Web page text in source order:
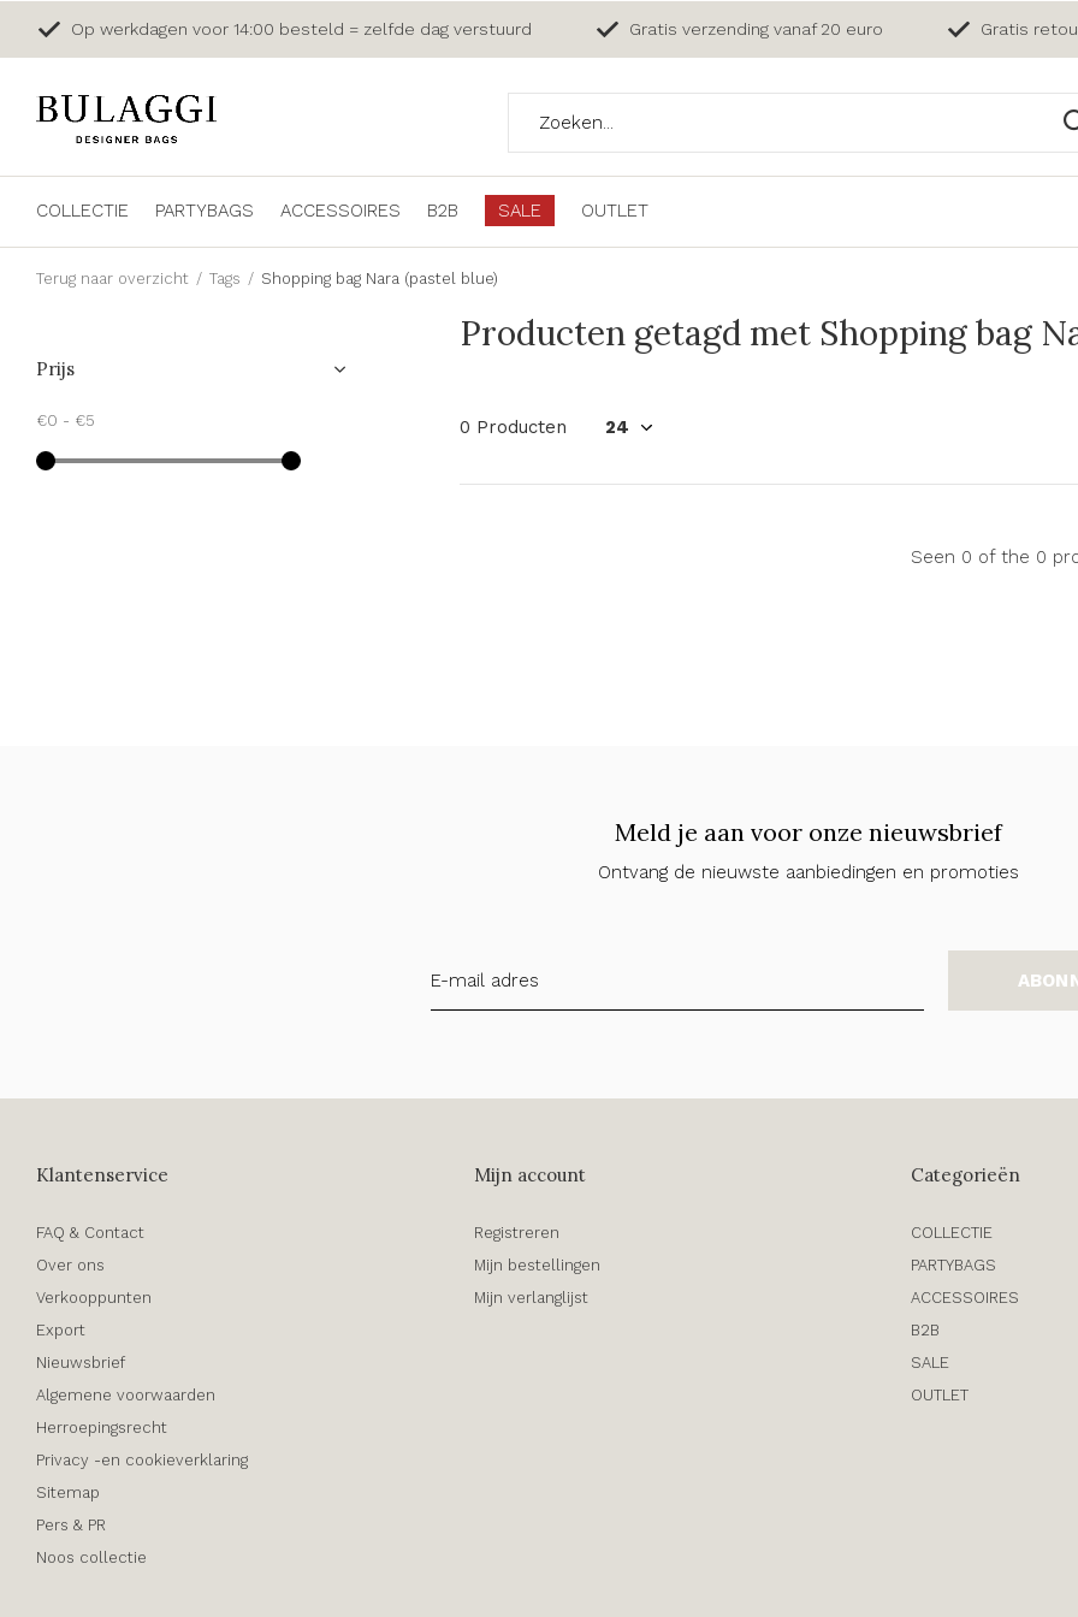
COLLECTIE PARTYBAGS ACCESSOIRES B2B SALE OUTLET
Op werkdagen voor 14:00 besteld = zelfde dag verstuurd Gratis verzending vanaf 20 euro Gratis
Terug naar overzicht Tags Shopping bag Nara (pastel blue)
Producten getagd met Shopping bag
0 Producten
Seen 0 of the 0
Prijs
€0 - €5
Meld je aan voor onze nieuwsbrief
Ontvang de nieuwste aanbiedingen en promoties
Klantenservice
FAQ & Contact
Over ons
Verkooppunten
Export
Nieuwsbrief
Algemene voorwaarden
Herroepingsrecht
Privacy -en cookieverklaring
Sitemap
Pers & PR
Noos collectie
Mijn account
Registreren
Mijn bestellingen
Mijn verlanglijst
Categorieën
COLLECTIE
PARTYBAGS
ACCESSOIRES
B2B
SALE
OUTLET